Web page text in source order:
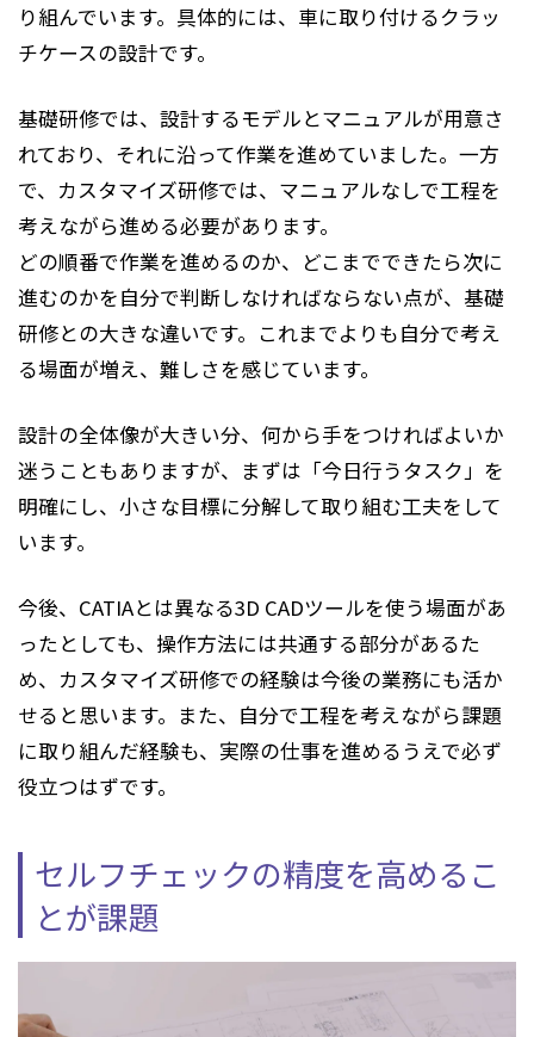
り組んでいます。具体的には、車に取り付けるクラッ
チケースの設計です。
基礎研修では、設計するモデルとマニュアルが用意さ
れており、それに沿って作業を進めていました。一方
で、カスタマイズ研修では、マニュアルなしで工程を
考えながら進める必要があります。
どの順番で作業を進めるのか、どこまでできたら次に
進むのかを自分で判断しなければならない点が、基礎
研修との大きな違いです。これまでよりも自分で考え
る場面が増え、難しさを感じています。
設計の全体像が大きい分、何から手をつければよいか
迷うこともありますが、まずは「今日行うタスク」を
明確にし、小さな目標に分解して取り組む工夫をして
います。
今後、CATIAとは異なる3D CADツールを使う場面があ
ったとしても、操作方法には共通する部分があるた
め、カスタマイズ研修での経験は今後の業務にも活か
せると思います。また、自分で工程を考えながら課題
に取り組んだ経験も、実際の仕事を進めるうえで必ず
役立つはずです。
セルフチェックの精度を高めるこ
とが課題